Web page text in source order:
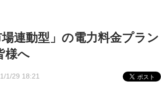
連動型」の電力料金プラン
様へ
1/29 18:21